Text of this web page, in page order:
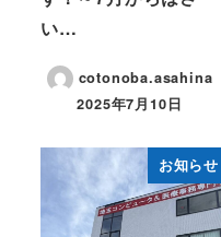
い…
cotonoba.asahina
2025年7月10日
お知らせ